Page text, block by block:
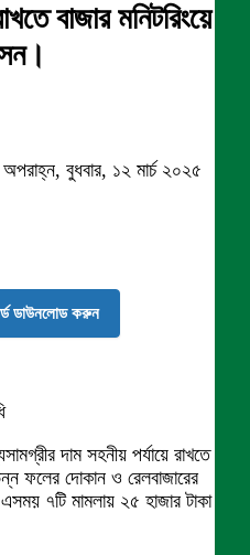
বাজার মনিটরিংয়ে
বুধবার, ১২ মার্চ ২০২৫
ডাউনলোড করুন
দাম সহনীয় পর্যায়ে রাখতে
ফলের দোকান ও রেলবাজারের
৭টি মামলায় ২৫ হাজার টাকা